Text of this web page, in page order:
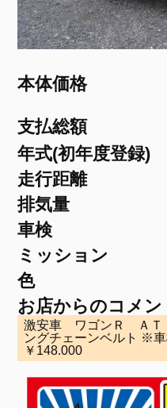
本体価格
支払総額
年式(初年度登録)
走行距離
排気量
車検
ミッション
色
お店からのコメン
激安車 ワゴンＲ ＡＴ
ングチェーンベルト ※
￥148.000